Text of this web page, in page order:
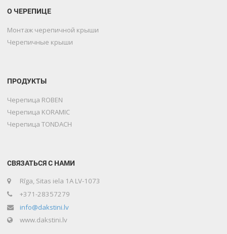
О ЧЕРЕПИЦЕ
Монтаж черепичной крыши
Черепичные крыши
ПРОДУКТЫ
Черепица ROBEN
Черепица KORAMIC
Черепица TONDACH
СВЯЗАТЬСЯ С НАМИ
Rīga, Sitas iela 1A LV-1073
+371-28357279
info@dakstini.lv
www.dakstini.lv